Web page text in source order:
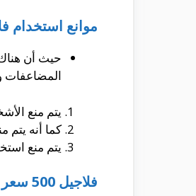
موانع استخدام
حيث أن
المضاعفات
يتم منع
كما أنه يتم
يتم منع
فلاجيل 500 سعر :